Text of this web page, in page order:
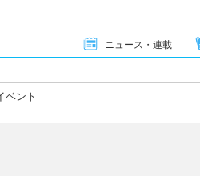
ニュース・連載
ベント